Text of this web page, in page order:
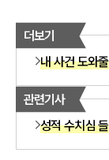
더보기
내 사건 도와
관련기사
성적 수치심